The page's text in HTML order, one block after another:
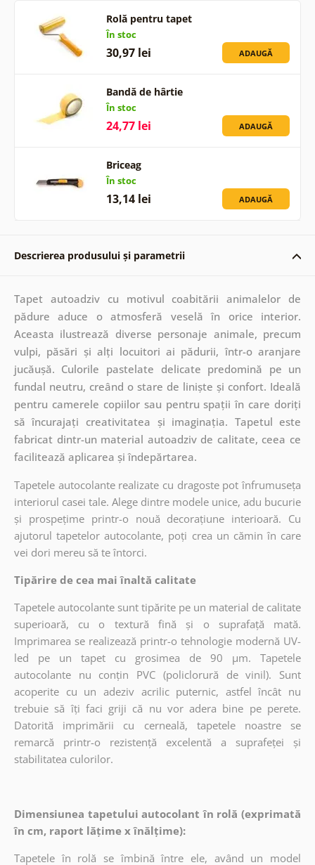
Rolă pentru tapet
În stoc
30,97 lei ADAUGĂ
Bandă de hârtie
În stoc
24,77 lei ADAUGĂ
Briceag
În stoc
13,14 lei ADAUGĂ
Descrierea produsului și parametrii
Tapet autoadziv cu motivul coabitării animalelor de
pădure aduce o atmosferă veselă în orice interior.
Aceasta ilustrează diverse personaje animale, precum
vulpi, păsări și alți locuitori ai pădurii, într-o aranjare
jucăușă. Culorile pastelate delicate predomină pe un
fundal neutru, creând o stare de liniște și confort. Ideală
pentru camerele copiilor sau pentru spații în care doriți
să încurajați creativitatea și imaginația. Tapetul este
fabricat dintr-un material autoadziv de calitate, ceea ce
facilitează aplicarea și îndepărtarea.
Tapetele autocolante realizate cu dragoste pot înfrumuseța
interiorul casei tale. Alege dintre modele unice, adu bucurie
și prospețime printr-o nouă decorațiune interioară. Cu
ajutorul tapetelor autocolante, poți crea un cămin în care
vei dori mereu să te întorci.
Tipărire de cea mai înaltă calitate
Tapetele autocolante sunt tipărite pe un material de calitate
superioară, cu o textură fină și o suprafață mată.
Imprimarea se realizează printr-o tehnologie modernă UV-
led pe un tapet cu grosimea de 90 µm. Tapetele
autocolante nu conțin PVC (policlorură de vinil). Sunt
acoperite cu un adeziv acrilic puternic, astfel încât nu
trebuie să îți faci griji că nu vor adera bine pe perete.
Datorită imprimării cu cerneală, tapetele noastre se
remarcă printr-o rezistență excelentă a suprafeței și
stabilitatea culorilor.
Dimensiunea tapetului autocolant în rolă (exprimată
în cm, raport lățime x înălțime):
Tapetele în rolă se îmbină între ele, având un model